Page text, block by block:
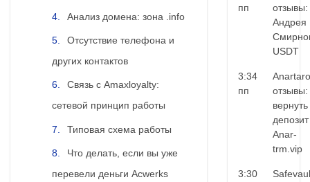
Анализ домена: зона .info
Отсутствие телефона и
других контактов
Связь с Amaxloyalty:
сетевой принцип работы
Типовая схема работы
Что делать, если вы уже
перевели деньги Acwerks
пп
Андрея
USDT
3:34
пп
отзывы:
вернуть
Anar-
trm.vip
3:30